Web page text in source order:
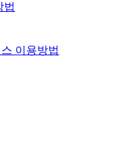
법
이용방법